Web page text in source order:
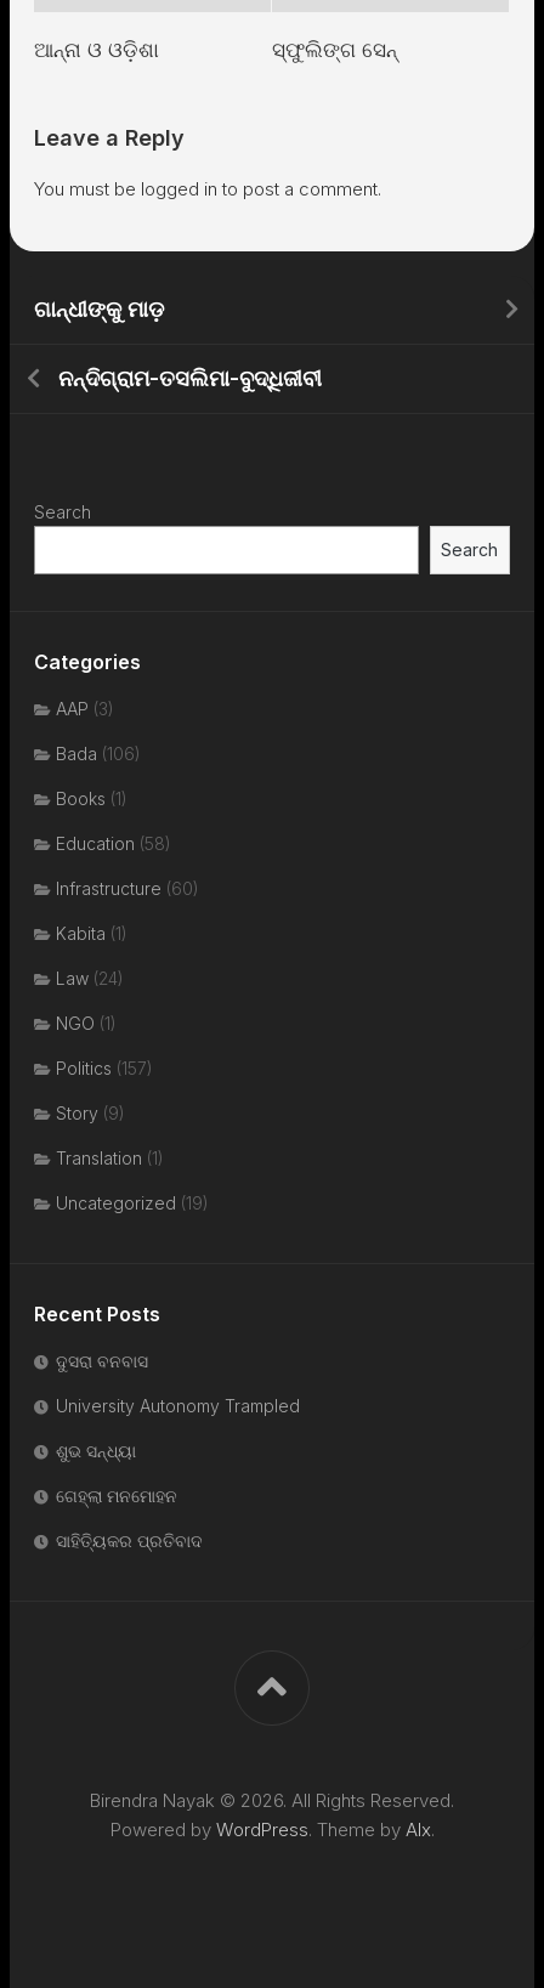
ଆନ୍ନା ଓ ଓଡ଼ିଶା ସ୍ଫୁଲିଙ୍ଗ ସେନ୍
Leave a Reply
You must be logged in to post a comment.
ଗାନ୍ଧୀଙ୍କୁ ମାଡ଼
ନନ୍ଦିଗ୍ରାମ-ତସଲିମା-ବୁଦ୍ଧିଜୀବୀ
Search
Search
Categories
AAP (3)
Bada (106)
Books (1)
Education (58)
Infrastructure (60)
Kabita (1)
Law (24)
NGO (1)
Politics (157)
Story (9)
Translation (1)
Uncategorized (19)
Recent Posts
ଦୁସରା ବନବାସ
University Autonomy Trampled
ଶୁଭ ସନ୍ଧ୍ୟା
ଗେହ୍ଲା ମନମୋହନ
ସାହିତ୍ୟିକର ପ୍ରତିବାଦ
Birendra Nayak © 2026. All Rights Reserved.
Powered by WordPress. Theme by Alx.